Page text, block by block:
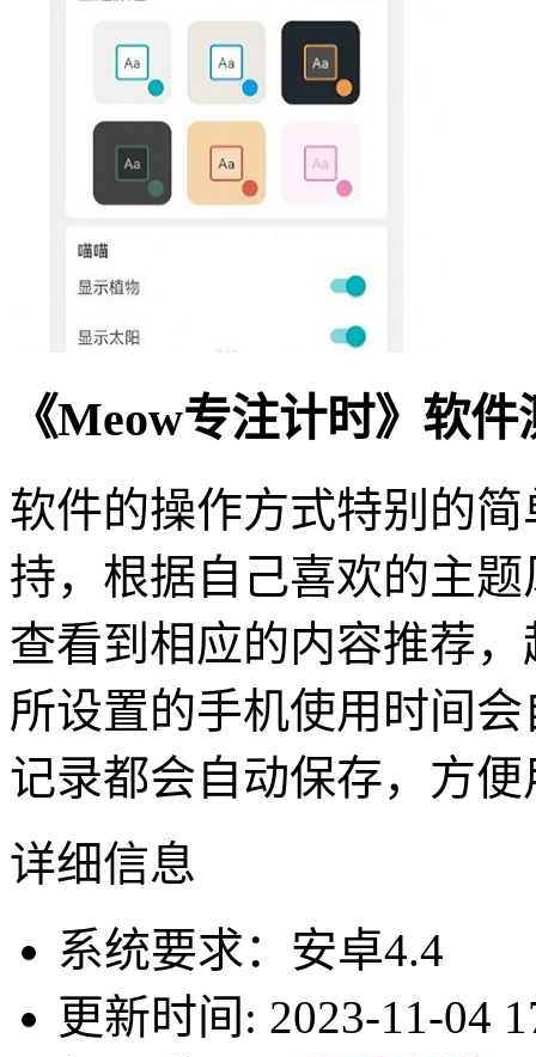
《Meow专注计时》软
软件的操作方式特别的
持，根据自己喜欢的主
查看到相应的内容推荐
所设置的手机使用时间
记录都会自动保存，方
详细信息
系统要求：安卓4.4
更新时间: 2023-11-04